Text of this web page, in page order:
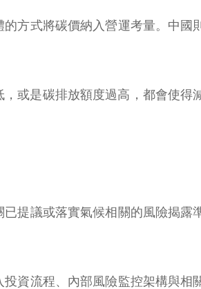
方式將碳價納入營運考量。中國
或是碳排放額度過高，都會使得
提議或落實氣候相關的風險揭露
資流程、內部風險監控架構與相